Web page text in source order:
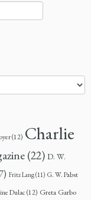
(12) Charlie
(22) D. W.
Fritz Lang(11) G. W. Pabst
Dulac(12) Greta Garbo